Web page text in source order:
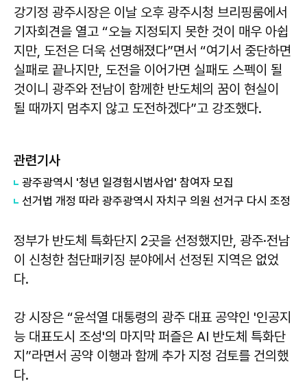
강기정 광주시장은 이날 오후 광주시청 브리핑룸에서
기자회견을 열고 “오늘 지정되지 못한 것이 매우 아쉽
지만, 도전은 더욱 선명해졌다”면서 “여기서 중단하면
실패로 끝나지만, 도전을 이어가면 실패도 스펙이 될
것이니 광주와 전남이 함께한 반도체의 꿈이 현실이
될 때까지 멈추지 않고 도전하겠다”고 강조했다.
관련기사
광주광역시 '청년 일경험시범사업' 참여자 모집
선거법 개정 따라 광주광역시 자치구 의원 선거구 다시 조정
정부가 반도체 특화단지 2곳을 선정했지만, 광주·전남
이 신청한 첨단패키징 분야에서 선정된 지역은 없었
다.
강 시장은 “윤석열 대통령의 광주 대표 공약인 '인공지
능 대표도시 조성'의 마지막 퍼즐은 AI 반도체 특화단
지”라면서 공약 이행과 함께 추가 지정 검토를 건의했
다.